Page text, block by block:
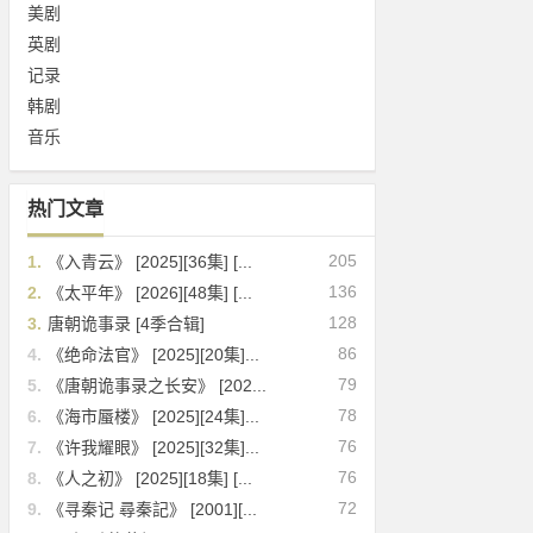
美剧
英剧
记录
韩剧
音乐
热门文章
205
1.
《入青云》 [2025][36集] [...
136
2.
《太平年》 [2026][48集] [...
128
3. 唐朝诡事录 [4季合辑]
86
4.
《绝命法官》 [2025][20集]...
79
5.
《唐朝诡事录之长安》 [202...
78
6.
《海市蜃楼》 [2025][24集]...
76
7.
《许我耀眼》 [2025][32集]...
76
8.
《人之初》 [2025][18集] [...
72
9.
《寻秦记 尋秦記》 [2001][...